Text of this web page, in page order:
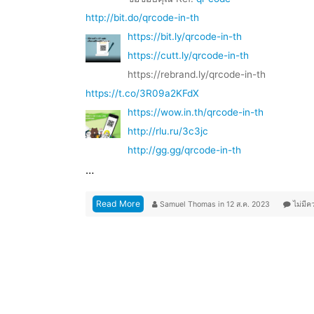
http://bit.do/qrcode-in-th
https://bit.ly/qrcode-in-th
https://cutt.ly/qrcode-in-th
https://rebrand.ly/qrcode-in-th
https://t.co/3R09a2KFdX
https://wow.in.th/qrcode-in-th
http://rlu.ru/3c3jc
http://gg.gg/qrcode-in-th
…
Read More Samuel Thomas in 12 ส.ค. 2023 ไม่มีค